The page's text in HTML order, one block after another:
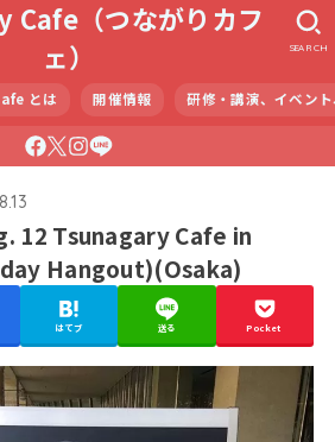
Cafe（つながりカフ
ェ）
とは 開催情報 研修・講演、イベン
SEARCH
12 Tsunagary Cafe in
Hangout)(Osaka)
はてブ 送る Pocket